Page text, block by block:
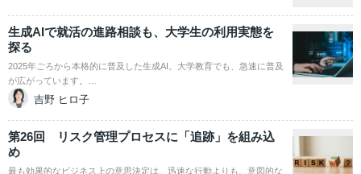
生成AIで就活の進路相談も、大学生の利用実態を
探る
2025年ごろから本格的に普及した生成AI。大学教育でも、急速に普及
が広がっています。…
吉野 ヒロ子
第26回 リスク管理プロセスに「追跡」を組み込
め
最も効果的なビジネス上の意思決定は、迅速な行動よりも、意図的な